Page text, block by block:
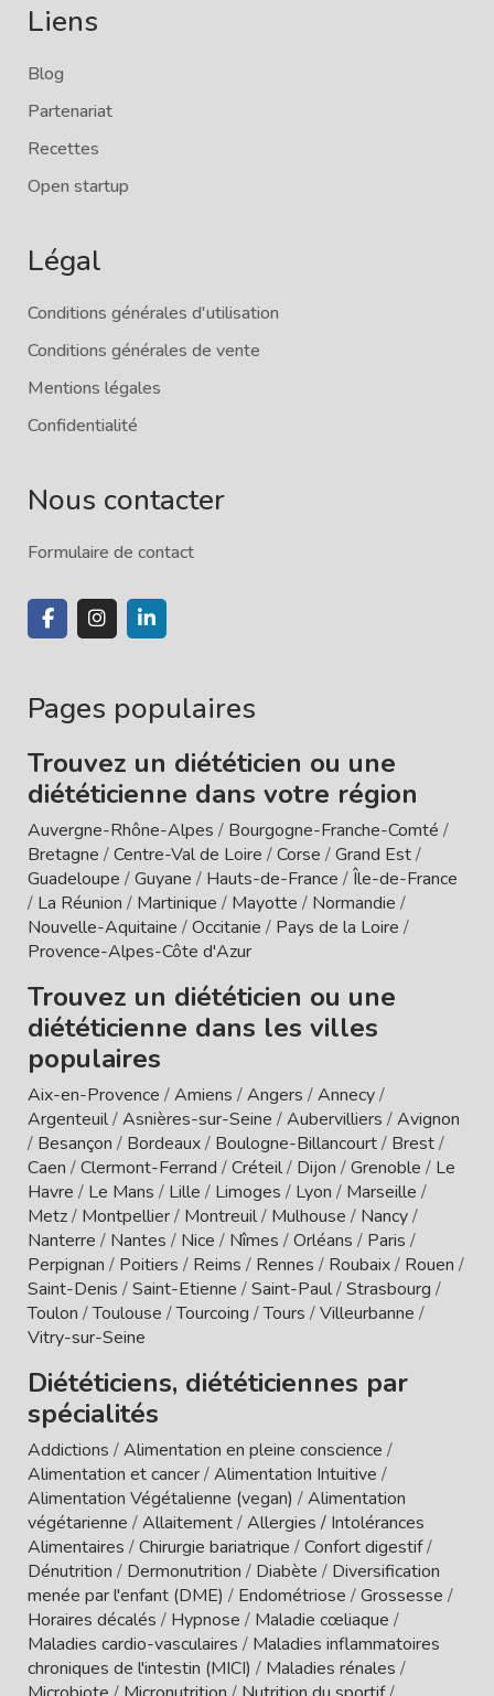
Liens
Blog
Partenariat
Recettes
Open startup
Légal
Conditions générales d'utilisation
Conditions générales de vente
Mentions légales
Confidentialité
Nous contacter
Formulaire de contact
Pages populaires
Trouvez un diététicien ou une
diététicienne dans votre région
Auvergne-Rhône-Alpes / Bourgogne-Franche-Comté /
Bretagne /Centre-Val de Loire /Corse /Grand Est/
Guadeloupe /Guyane / Hauts-de-France /Île-de-France
/ La Réunion / Martinique / Mayotte / Normandie /
Nouvelle-Aquitaine /Occitanie / Pays de la Loire /
Provence-Alpes-Côte d'Azur
Trouvez un diététicien ou une
diététicienne dans les villes
populaires
Aix-en-Provence /Amiens /Angers /Annecy/
Argenteuil/Asnières-sur-Seine /Aubervilliers /Avignon
/ Besançon / Bordeaux/ Boulogne-Billancourt/ Brest/
Caen /Clermont-Ferrand /Créteil/ Dijon /Grenoble / Le
Havre / Le Mans / Lille / Limoges / Lyon / Marseille /
Metz/ Montpellier/ Montreuil/ Mulhouse / Nancy/
Nanterre / Nantes / Nice / Nîmes /Orléans / Paris /
Perpignan / Poitiers / Reims / Rennes / Roubaix/ Rouen /
Saint-Denis /Saint-Etienne /Saint-Paul/Strasbourg /
Toulon /Toulouse /Tourcoing /Tours /Villeurbanne /
Vitry-sur-Seine
Diététiciens, diététiciennes par
spécialités
Addictions /Alimentation en pleine conscience /
Alimentation et cancer/Alimentation Intuitive /
Alimentation Végétalienne (vegan) /Alimentation
végétarienne /Allaitement/Allergies / Intolérances
Alimentaires /Chirurgie bariatrique /Confort digestif/
Dénutrition / Dermonutrition / Diabète / Diversification
menée par l'enfant (DME) / Endométriose /Grossesse /
Horaires décalés / Hypnose / Maladie cœliaque /
Maladies cardio-vasculaires / Maladies inflammatoires
chroniques de l'intestin (MICI) / Maladies rénales /